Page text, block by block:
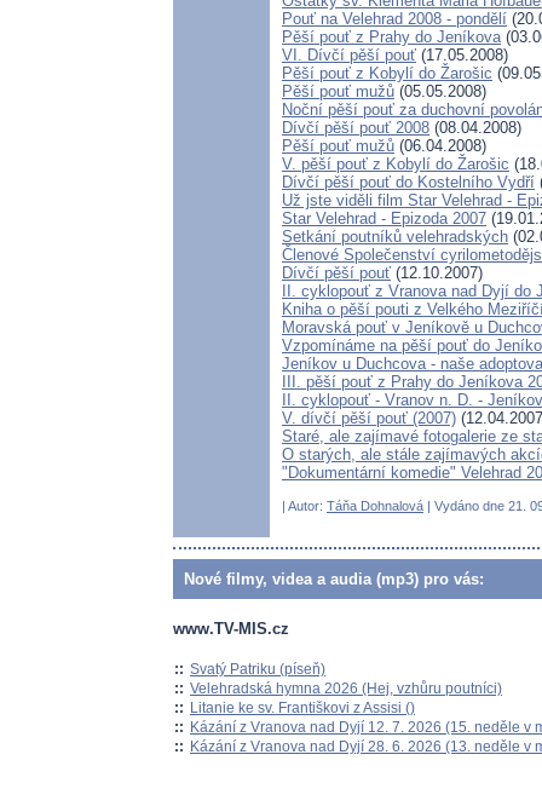
Pouť na Velehrad 2008 - pondělí
Pěší pouť z Prahy do Jeníkova
VI. Dívčí pěší pouť (17.05.2008)
Pěší pouť z Kobylí do Žarošic
Pěší pouť mužů (05.05.2008)
Noční pěší pouť za duchovní
Dívčí pěší pouť 2008 (08.04.2008)
Pěší pouť mužů (06.04.2008)
V. pěší pouť z Kobylí do Žarošic
Dívčí pěší pouť do Kostelního Vydří
Už jste viděli film Star Velehrad -
Star Velehrad - Epizoda 2007
Setkání poutníků velehradských
Členové Společenství
Dívčí pěší pouť (12.10.2007)
II. cyklopouť z Vranova nad Dyjí do
Kniha o pěší pouti z Velkého
Moravská pouť v Jeníkově u
Vzpomínáme na pěší pouť do
Jeníkov u Duchcova - naše
III. pěší pouť z Prahy do Jeníkova
II. cyklopouť - Vranov n. D. -
V. dívčí pěší pouť (2007)
Staré, ale zajímavé fotogalerie ze
O starých, ale stále zajímavých
"Dokumentární komedie" Velehrad
| Autor: Táňa Dohnalová | Vydáno dne 21.
Nové filmy, videa a audia (mp3) pro vás:
www.TV-MIS.cz
:: Svatý Patriku (píseň)
:: Velehradská hymna 2026 (Hej, vzhůru poutníci)
:: Litanie ke sv. Františkovi z Assisi ()
:: Kázání z Vranova nad Dyjí 12. 7. 2026 (15. neděle v
:: Kázání z Vranova nad Dyjí 28. 6. 2026 (13. neděle v